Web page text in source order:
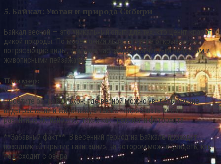
5. Байкал: Уюган и природа Сибири
Байкал весной — это уникальный опыт для тех, кто ценит красоту
дикой природы. По мере таяния льда на озере открываются
потрясающие виды, и можно наслаждаться чистым воздухом и
живописными пейзажами.
Пример:
Посетите остров Ольхон, где весной можно увидеть редкие
виды растений и животных, а также попробовать себя в
различных активностях, таких как треккинг и фотоохота.
**Забавный факт**: В весенний период на Байкале проходит
праздник «Открытие навигации», на котором можно увидеть, как
лед сходит с озера.